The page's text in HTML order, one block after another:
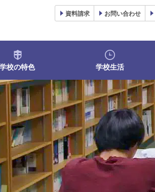
資料請求 お問い合わせ
学校の特色 学校生活